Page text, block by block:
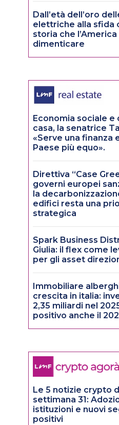
Dall’età dell’oro
elettriche alla sfida
storia che
dimenticare
Economia sociale e
casa, la senatrice
«Serve una finanza
Paese più equo».
Direttiva “Case
governi europei
la
edifici resta una
strategica
Spark Business
Giulia: il flex come
per gli asset
Immobiliare
crescita in italia:
2,35 miliardi nel
positivo anche il
Le 5 notizie crypto
settimana 31:
istituzioni e nuovi
positivi